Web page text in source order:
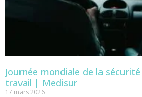
Journée mondiale de la
travail | Medisur
17 mars 2026